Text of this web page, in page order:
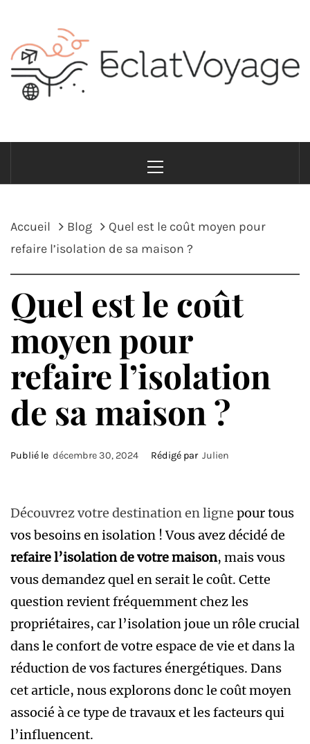
contenu
ECLATVOYAGE
Voyage avec style et sens
principal
Accueil Blog
Quel est le coût moyen pour
refaire l’isolation de sa maison ?
Quel est le coût
moyen pour
refaire l’isolation
de sa maison ?
Publié le décembre 30, 2024 Rédigé par Julien
Découvrez votre destination en ligne pour tous
vos besoins en isolation ! Vous avez décidé de
refaire l’isolation de votre maison, mais vous
vous demandez quel en serait le coût. Cette
question revient fréquemment chez les
propriétaires, car l’isolation joue un rôle crucial
dans le confort de votre espace de vie et dans la
réduction de vos factures énergétiques. Dans
cet article, nous explorons donc le coût moyen
associé à ce type de travaux et les facteurs qui
l’influencent.